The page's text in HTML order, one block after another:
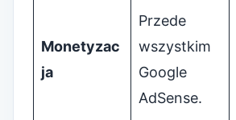
Monetyzac
ja
Przede
wszystkim
Google
AdSense.